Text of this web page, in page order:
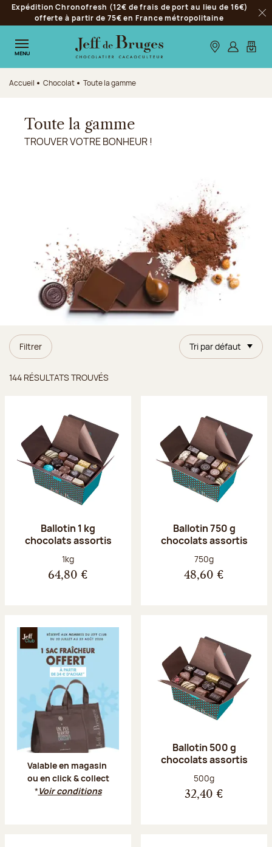
Aller à la navigation
Aller au contenu principal
Aller au pied de page
Expédition Chronofresh (12€ de frais de port au lieu de 16€)
offerte à partir de 75€ en France métropolitaine
MENU Nos boutiques
S’identifier
Mon
Accueil Chocolat Toute la gamme
Toute la gamme
TROUVER VOTRE BONHEUR !
Filtrer Tri par défaut
144 RÉSULTATS TROUVÉS
Ballotin 1 kg
chocolats assortis
Poids net :
1kg
64,80 €
Ballotin 750 g
chocolats assortis
Poids net :
750g
48,60 €
Valable en magasin
ou en click & collect
*Voir conditions
Ballotin 500 g
chocolats assortis
Poids net :
500g
32,40 €